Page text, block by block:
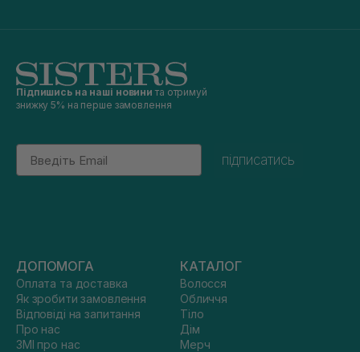
Підпишись на наші новини та отримуй
знижку 5% на перше замовлення
Email
підписатись
ДОПОМОГА
Оплата та доставка
Як зробити замовлення
Відповіді на запитання
Про нас
ЗМІ про нас
КАТАЛОГ
Волосся
Обличчя
Тіло
Дім
Мерч